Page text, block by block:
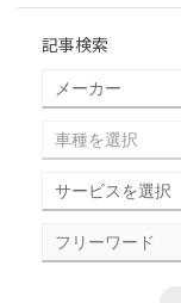
記事検索